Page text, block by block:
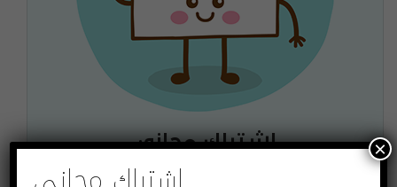
اشتراك مجاني
لتصلك الاخبار وللمشاركة في المسابقات ادخل بريدك
×